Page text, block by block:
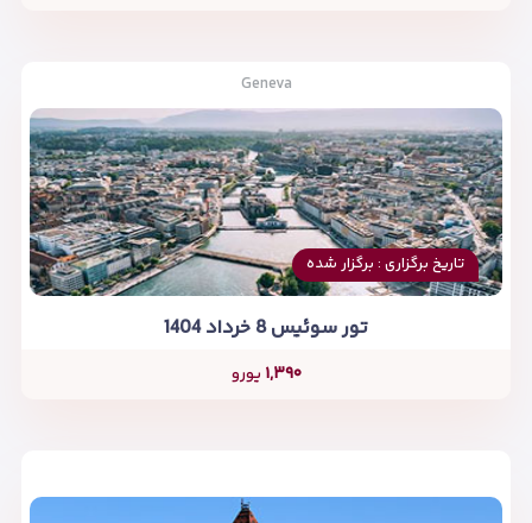
Geneva
تاریخ برگزاری : برگزار شده
تور سوئیس 8 خرداد 1404
۱,۳۹۰ یورو